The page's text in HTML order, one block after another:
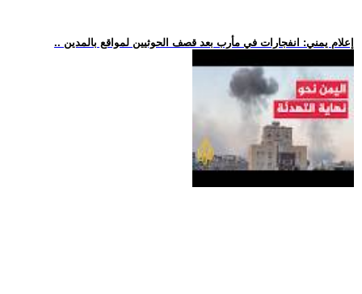
.. إعلام يمني: انفجارات في مأرب بعد قصف الحوثيين لمواقع بالمدين